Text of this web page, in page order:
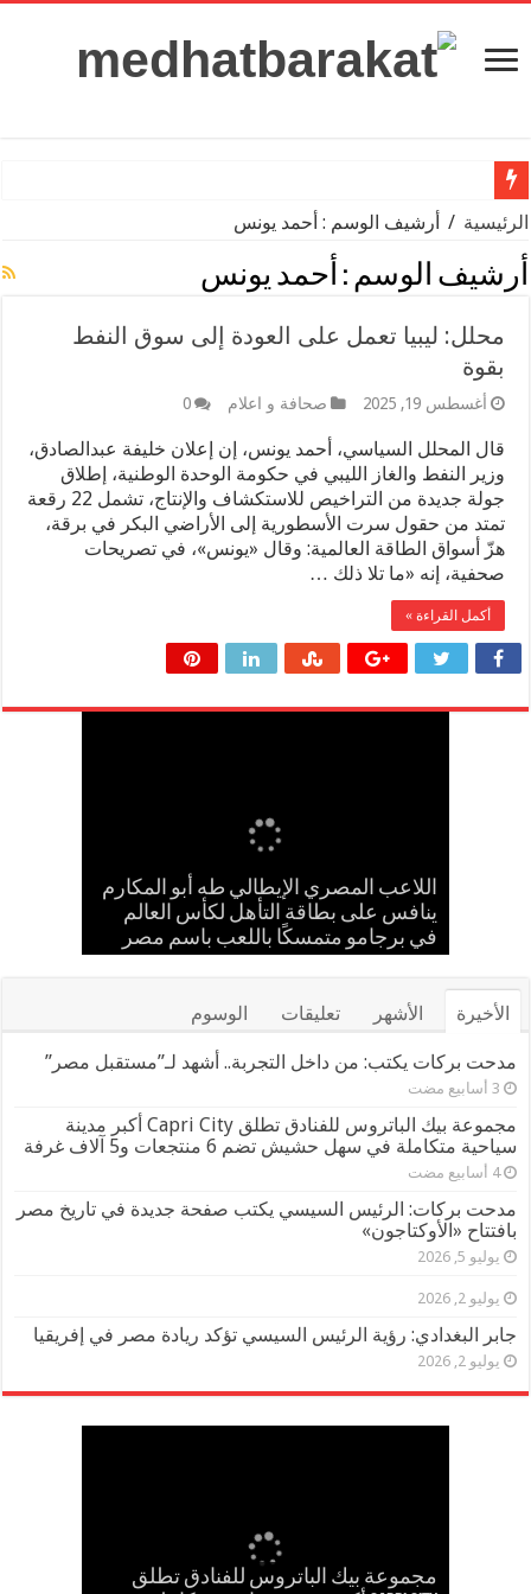
وزير التعليم: بدء تفعيل دور صندوق الرعاية الاجتماعية للمعلمين بال
الرئيسية / أرشيف الوسم : أحمد يونس
أرشيف الوسم : أحمد يونس
محلل: ليبيا تعمل على العودة إلى سوق النفط
بقوة
أغسطس 19, 2025 صحافة و اعلام 0
قال المحلل السياسي، أحمد يونس، إن إعلان خليفة عبدالصادق،
وزير النفط والغاز الليبي في حكومة الوحدة الوطنية، إطلاق
جولة جديدة من التراخيص للاستكشاف والإنتاج، تشمل 22 رقعة
تمتد من حقول سرت الأسطورية إلى الأراضي البكر في برقة،
هزّ أسواق الطاقة العالمية: وقال «يونس»، في تصريحات
صحفية، إنه «ما تلا ذلك …
أكمل القراءة »
اللاعب المصري الإيطالي طه أبو المكارم
ينافس على بطاقة التأهل لكأس العالم
في برجامو متمسكًا باللعب باسم مصر
مدحت بركات يستقبل الشيخ كامل مطر
في لقاء ودي حاشد بمنشية القناطر
بحضور قيادات القبائل والعائلات المصرية
بالعلم المصري.. طه أبو المكارم يحسم
مواجهته الـ 66 في مسيرته بالتعادل أمام
بطل إيران
إسلام حشاد وإبراهيم حشاد يخطفان
الأنظار بتصميم عالمي ارتدته سلمى عادل
في مهرجان كان
حضانة «اقرأ النموذجية بجزيرة شطورة»
تحتفل بتخريج الدفعة الـ11 من براعم
المستقبل
الأخيرة الأشهر تعليقات الوسوم
مدحت بركات يكتب: من داخل التجربة.. أشهد لـ”مستقبل مصر”
مجموعة بيك الباتروس للفنادق تطلق Capri City أكبر مدينة
سياحية متكاملة في سهل حشيش تضم 6 منتجعات و5 آلاف غرفة
‏4 أسابيع مضت
مدحت بركات: الرئيس السيسي يكتب صفحة جديدة في تاريخ مصر
بافتتاح «الأوكتاجون»
يوليو 5, 2026
يوليو 2, 2026
جابر البغدادي: رؤية الرئيس السيسي تؤكد ريادة مصر في إفريقيا
يوليو 2, 2026
مجموعة بيك الباتروس للفنادق تطلق